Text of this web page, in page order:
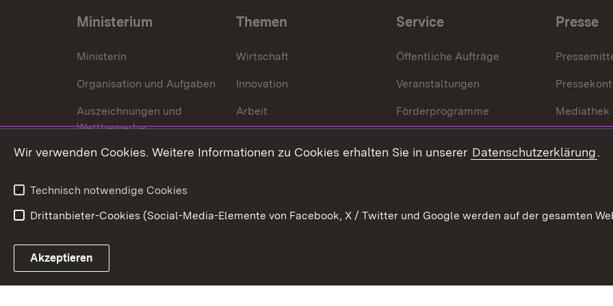
Ministerium
Ministerin
Organisation und Aufgaben
Auszeichnungen und
Wettbewerbe
Themen
Wirtschaft
Innovation
Arbeit
Service
Öffentliche Aufträge
Veranstaltungen
Förderprogramme
Presse
Mediathek
Link zum Landesportal
Wir verwenden Cookies. Weitere Informationen zu Cookies erhalten Sie in unserer Datenschutzerklärung.
Technisch notwendige Cookies
Drittanbieter-Cookies (Social-Media-Elemente von Facebook, X / Twitter und Google werden auf der gesamten
Akzeptieren